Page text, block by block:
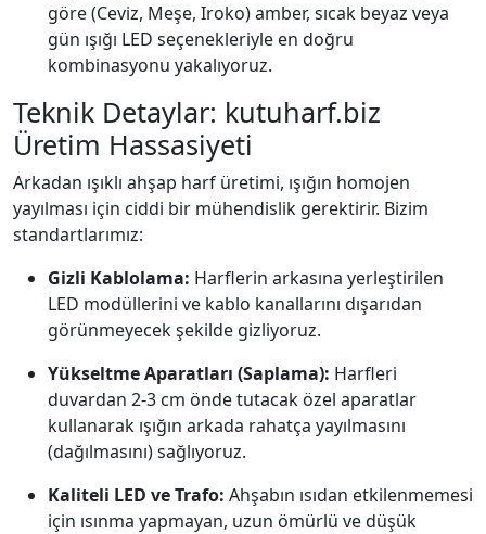
göre (Ceviz, Meşe, Iroko) amber, sıcak beyaz veya
gün ışığı LED seçenekleriyle en doğru
kombinasyonu yakalıyoruz.
Teknik Detaylar: kutuharf.biz
Üretim Hassasiyeti
Arkadan ışıklı ahşap harf üretimi, ışığın homojen
yayılması için ciddi bir mühendislik gerektirir. Bizim
standartlarımız:
Gizli Kablolama: Harflerin arkasına yerleştirilen
LED modüllerini ve kablo kanallarını dışarıdan
görünmeyecek şekilde gizliyoruz.
Yükseltme Aparatları (Saplama): Harfleri
duvardan 2-3 cm önde tutacak özel aparatlar
kullanarak ışığın arkada rahatça yayılmasını
(dağılmasını) sağlıyoruz.
Kaliteli LED ve Trafo: Ahşabın ısıdan etkilenmemesi
için ısınma yapmayan, uzun ömürlü ve düşük